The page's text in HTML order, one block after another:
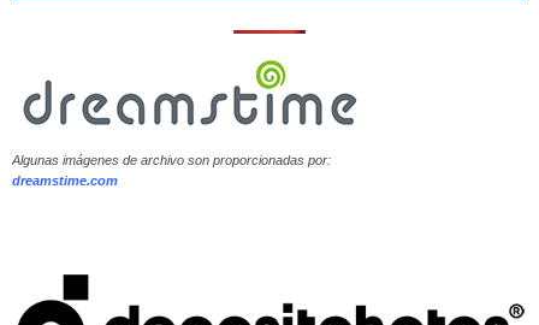
Algunas imágenes de archivo son proporcionadas por:
dreamstime.com